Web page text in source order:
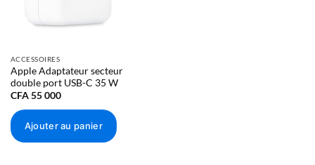
Boutons et connecteurs
ACCESSOIRES
Apple Adaptateur secteur
double port USB-C 35 W
CFA55 000
Ajouter au panier